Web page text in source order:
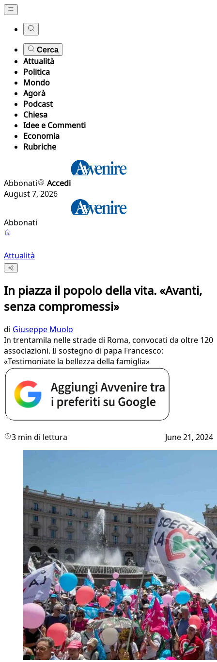
Cerca
Attualità
Politica
Mondo
Agorà
Podcast
Chiesa
Idee e Commenti
Economia
Rubriche
Abbonati
Accedi
August 7, 2026
Abbonati
Attualità
In piazza il popolo della vita. «Avanti,
senza compromessi»
di Giuseppe Muolo
In trentamila nelle strade di Roma, convocati da oltre 120
associazioni. Il sostegno di papa Francesco:
«Testimoniate la bellezza della famiglia»
3 min di lettura June 21, 2024